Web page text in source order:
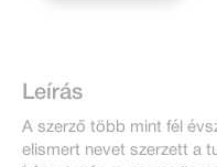
Leírás
A szerző több mint fél
elismert nevet szerzett a